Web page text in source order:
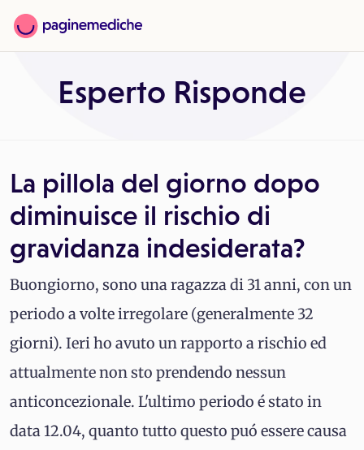
Esperto Risponde
La pillola del giorno dopo
diminuisce il rischio di
gravidanza indesiderata?
Buongiorno, sono una ragazza di 31 anni, con un
periodo a volte irregolare (generalmente 32
giorni). Ieri ho avuto un rapporto a rischio ed
attualmente non sto prendendo nessun
anticoncezionale. L'ultimo periodo é stato in
data 12.04, quanto tutto questo puó essere causa